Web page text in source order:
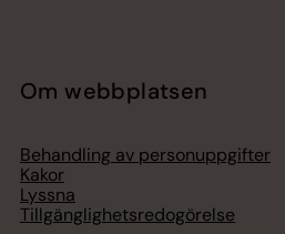
Om webbplatsen
Behandling av personuppgifter
Kakor
Lyssna
Tillgänglighetsredogörelse